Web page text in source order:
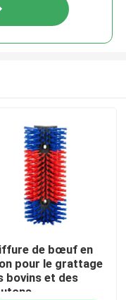
de bœuf en
pour le grattage
bovins et des